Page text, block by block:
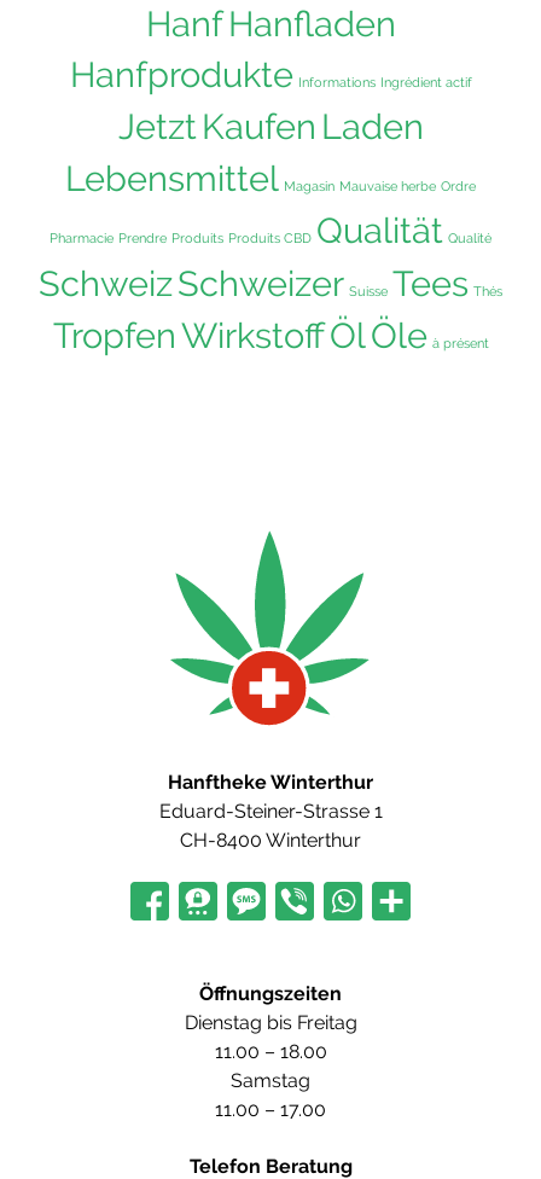
HanfHanfladen
Hanfprodukte Informations Ingrédient actif
JetztKaufen Laden
Lebensmittel Magasin Mauvaise herbe Ordre
Pharmacie Prendre Produits Produits CBD Qualität Qualité
SchweizSchweizer Suisse Tees Thés
TropfenWirkstoffÖlÖle à présent
Hanftheke Winterthur
Eduard-Steiner-Strasse 1
CH-8400 Winterthur
Öffnungszeiten
Dienstag bis Freitag
11.00 – 18.00
Samstag
11.00 – 17.00
Telefon Beratung